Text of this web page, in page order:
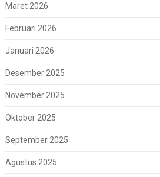
Maret 2026
Februari 2026
Januari 2026
Desember 2025
November 2025
Oktober 2025
September 2025
Agustus 2025